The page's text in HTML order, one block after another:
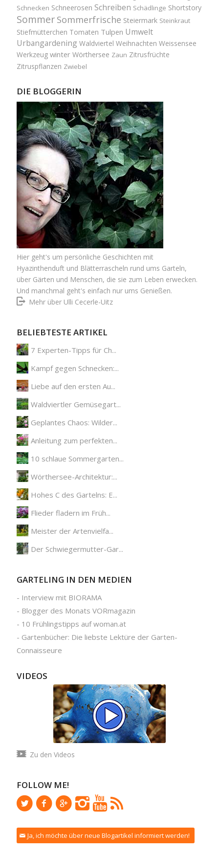
Schnecken Schneerosen Schreiben Schädlinge Shortstory
Sommer Sommerfrische Steiermark Steinkraut
Stiefmütterchen Tomaten Tulpen Umwelt
Urbangardening Waldviertel Weihnachten Weissensee
Werkzeug winter Wörthersee Zaun Zitrusfrüchte
Zitruspflanzen Zwiebel
DIE BLOGGERIN
Hier geht's um persönliche Geschichten mit
Hyazinthenduft und Blätterrascheln rund ums Garteln,
über Gärten und Menschen, die sie zum Leben erwecken.
Und manchmal geht's einfach nur ums Genießen.
Mehr über Ulli Cecerle-Uitz
BELIEBTESTE ARTIKEL
7 Experten-Tipps für Ch...
Kampf gegen Schnecken:...
Liebe auf den ersten Au...
Waldviertler Gemüsegart...
Geplantes Chaos: Wilder...
Anleitung zum perfekten...
10 schlaue Sommergarten...
Wörthersee-Architektur:...
Hohes C des Gartelns: E...
Flieder fladern im Früh...
Meister der Artenvielfa...
Der Schwiegermutter-Gar...
GARTELING IN DEN MEDIEN
- Interview mit BIORAMA
- Blogger des Monats VORmagazin
- 10 Frühlingstipps auf woman.at
- Gartenbücher: Die liebste Lektüre der Garten-
Connaisseure
VIDEOS
Zu den Videos
FOLLOW ME!
Ja, ich möchte über neue Blogartikel informiert werden!